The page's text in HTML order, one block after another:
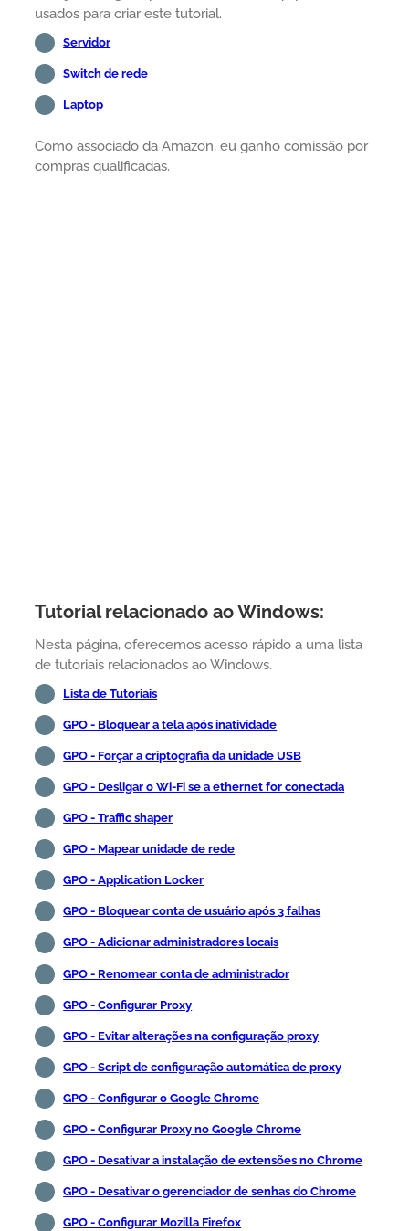
usados para criar este tutorial.
Servidor
Switch de rede
Laptop
Como associado da Amazon, eu ganho comissão por
compras qualificadas.
Tutorial relacionado ao Windows:
Nesta página, oferecemos acesso rápido a uma lista
de tutoriais relacionados ao Windows.
Lista de Tutoriais
GPO - Bloquear a tela após inatividade
GPO - Forçar a criptografia da unidade USB
GPO - Desligar o Wi-Fi se a ethernet for conectada
GPO - Traffic shaper
GPO - Mapear unidade de rede
GPO - Application Locker
GPO - Bloquear conta de usuário após 3 falhas
GPO - Adicionar administradores locais
GPO - Renomear conta de administrador
GPO - Configurar Proxy
GPO - Evitar alterações na configuração proxy
GPO - Script de configuração automática de proxy
GPO - Configurar o Google Chrome
GPO - Configurar Proxy no Google Chrome
GPO - Desativar a instalação de extensões no Chrome
GPO - Desativar o gerenciador de senhas do Chrome
GPO - Configurar Mozilla Firefox